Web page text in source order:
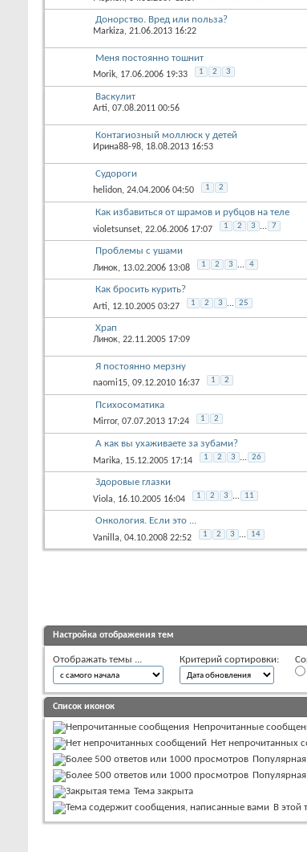
Донорство. Вред или польза?
Markiza, 21.06.2013 16:22
Меня постоянно тошнит
Morik, 17.06.2006 19:33 1 2 3
Васкулит
Arti, 07.08.2011 00:56
Контагиозный моллюск у детей
Ирина88-98, 18.08.2013 16:53
Судороги
helidon, 24.04.2006 04:50 1 2
Как избавиться от шрамов и рубцов на теле
violetsunset, 22.06.2006 17:07 1 2 3 ... 7
Проблемы с ушами
Линок, 13.02.2006 13:08 1 2 3 ... 4
Как бросить курить?
Arti, 12.10.2005 03:27 1 2 3 ... 25
Храп
Линок, 22.11.2005 17:09
Я постоянно мерзну
naomi15, 09.12.2010 16:37 1 2
Психосоматика
Mirror, 07.07.2013 17:24 1 2
А как вы ухаживаете за зубами?
Marika, 15.12.2005 17:14 1 2 3 ... 26
Здоровые глазки
Viola, 16.10.2005 16:04 1 2 3 ... 11
Онкология. Если это ...
Vanilla, 04.10.2008 22:52 1 2 3 ... 14
Настройка отображения тем
Отображать темы ... Критерий сортировки:
Список иконок
Непрочитанные
Нет непрочитанных
Тема закрыта
В этой